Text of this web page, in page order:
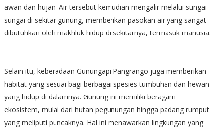
awan dan hujan. Air tersebut kemudian mengalir melalui sungai-
sungai di sekitar gunung, memberikan pasokan air yang sangat
dibutuhkan oleh makhluk hidup di sekitarnya, termasuk manusia.
Selain itu, keberadaan Gunungapi Pangrango juga memberikan
habitat yang sesuai bagi berbagai spesies tumbuhan dan hewan
yang hidup di dalamnya. Gunung ini memiliki beragam
ekosistem, mulai dari hutan pegunungan hingga padang rumput
yang meliputi puncaknya. Hal ini menawarkan lingkungan yang